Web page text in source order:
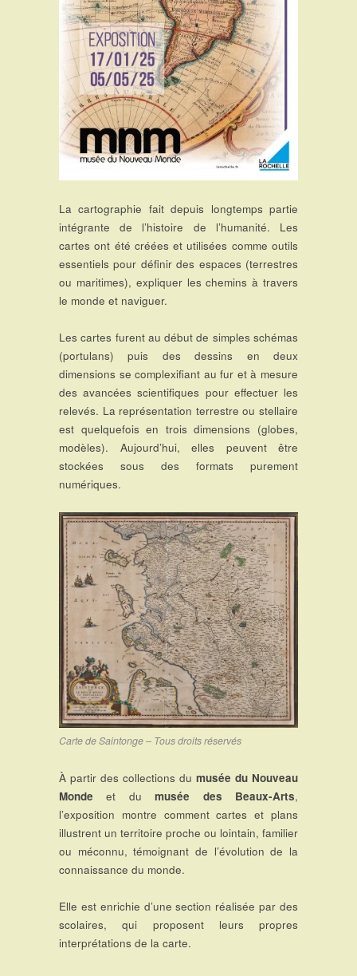
La cartographie fait depuis longtemps partie
intégrante de l’histoire de l’humanité. Les
cartes ont été créées et utilisées comme outils
essentiels pour définir des espaces (terrestres
ou maritimes), expliquer les chemins à travers
le monde et naviguer.
Les cartes furent au début de simples schémas
(portulans) puis des dessins en deux
dimensions se complexifiant au fur et à mesure
des avancées scientifiques pour effectuer les
relevés. La représentation terrestre ou stellaire
est quelquefois en trois dimensions (globes,
modèles). Aujourd’hui, elles peuvent être
stockées sous des formats purement
numériques.
Carte de Saintonge – Tous droits réservés
À partir des collections du musée du Nouveau
Monde et dumusée des Beaux-Arts,
l’exposition montre comment cartes et plans
illustrent un territoire proche ou lointain, familier
ou méconnu, témoignant de l’évolution de la
connaissance du monde.
Elle est enrichie d’une section réalisée par des
scolaires, qui proposent leurs propres
interprétations de la carte.